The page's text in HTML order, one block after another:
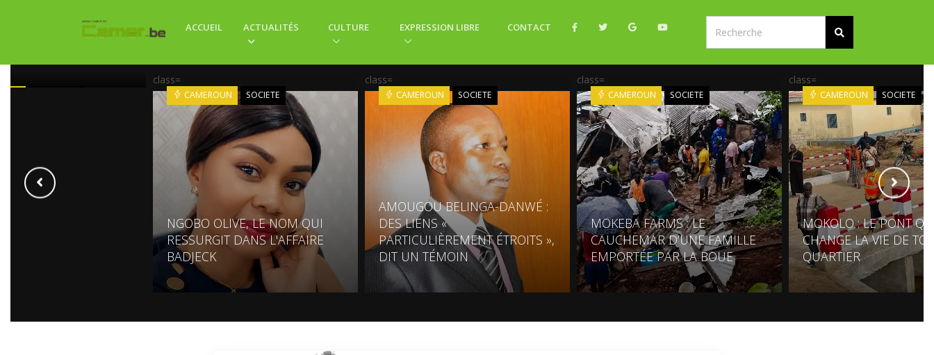
ACCUEIL ACTUALITÉS CULTURE EXPRESSION LIBRE CONTACT
: LA ROUTE QUI
class=
CAMEROUN SOCIETE
NGOBO OLIVE, LE NOM QUI
RESSURGIT DANS L'AFFAIRE
BADJECK
class=
CAMEROUN SOCIETE
AMOUGOU BELINGA-DANWÉ :
DES LIENS «
PARTICULIÈREMENT ÉTROITS »,
DIT UN TÉMOIN
class=
CAMEROUN SOCIETE
MOKEBA FARMS : LE
CAUCHEMAR D’UNE FAMILLE
EMPORTÉE PAR LA BOUE
class=
CAMEROUN SOCIETE
MOKOLO : LE PONT
CHANGE LA VIE DE
QUARTIER